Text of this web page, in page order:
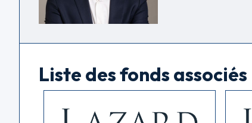
Liste des fonds associés